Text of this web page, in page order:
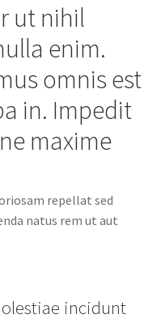
ut nihil
enim.
omnis est
in. Impedit
maxime
repellat sed
natus rem ut aut
incidunt